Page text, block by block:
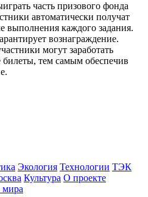
часть призового фонда
автоматически получат
выполнения каждого задания.
вознаграждение.
могут заработать
тем самым обеспечив
Экология Технологии ТЭК
Культура О проекте
мира